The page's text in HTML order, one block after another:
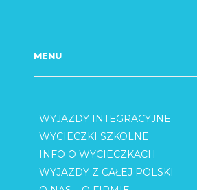
MENU
WYJAZDY INTEGRACYJNE
WYCIECZKI SZKOLNE
INFO O WYCIECZKACH
WYJAZDY Z CAŁEJ POLSKI